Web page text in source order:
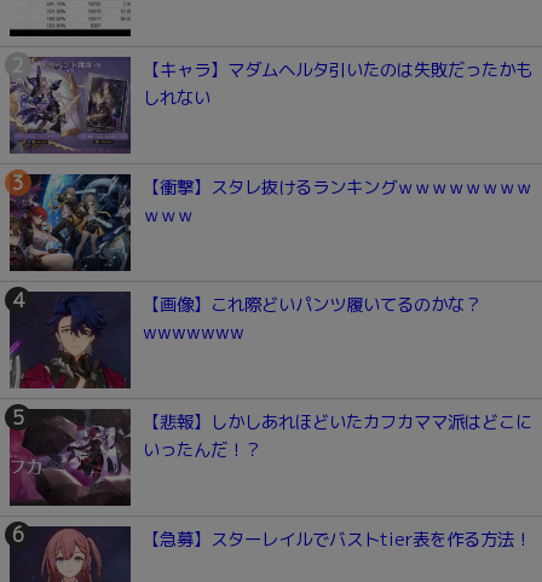
【キャラ】マダムヘルタ引いたのは失敗だったかも
しれない
【衝撃】スタレ抜けるランキングｗｗｗｗｗｗｗｗ
ｗｗｗ
【画像】これ際どいパンツ履いてるのかな？
wwwwwww
【悲報】しかしあれほどいたカフカママ派はどこに
いったんだ！？
【急募】スターレイルでバストtier表を作る方法！